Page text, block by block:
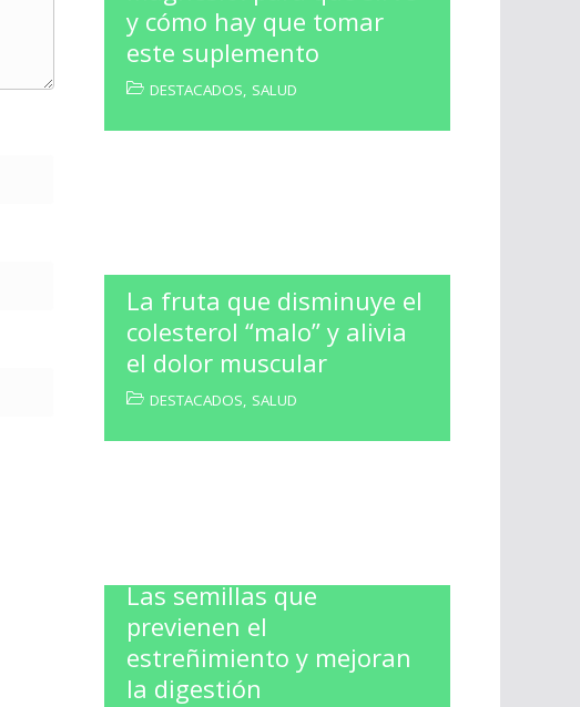
y cómo hay que tomar
este suplemento
DESTACADOS, SALUD
La fruta que disminuye el
colesterol “malo” y alivia
el dolor muscular
DESTACADOS, SALUD
Las semillas que
previenen el
estreñimiento y mejoran
la digestión